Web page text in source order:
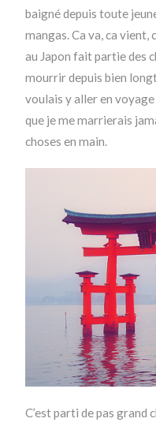
baigné depuis toute
mangas. Ca va, ca vient,
au Japon fait partie des
mourrir depuis bien
voulais y aller en voyage
que je me marrierais
choses en main.
C’est parti de pas grand